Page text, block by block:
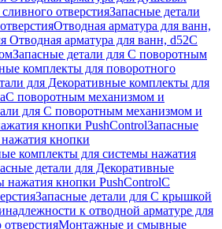
отверстияЗапасные детали
Отводная арматура для ванн,
Отводная арматура для ванн, d52С
Запасные детали для С поворотным
комплекты для поворотного
для Декоративные комплекты для
С поворотным механизмом и
для С поворотным механизмом и
кнопки PushControlЗапасные
кнопки
комплекты для системы нажатия
детали для Декоративные
нажатия кнопки PushControlС
Запасные детали для С крышкой
к отводной арматуре для
Монтажные и смывные